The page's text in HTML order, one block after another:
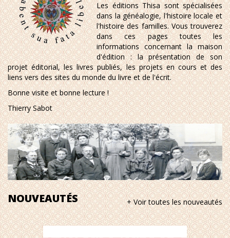
Les éditions Thisa sont spécialisées
dans la généalogie, l'histoire locale et
l'histoire des familles. Vous trouverez
dans ces pages toutes les
informations concernant la maison
d'édition : la présentation de son
projet éditorial, les livres publiés, les projets en cours et des
liens vers des sites du monde du livre et de l'écrit.
Bonne visite et bonne lecture !
Thierry Sabot
NOUVEAUTÉS + Voir toutes les nouveautés